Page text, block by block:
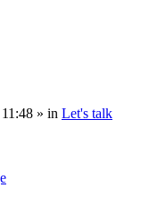
» in Let's talk